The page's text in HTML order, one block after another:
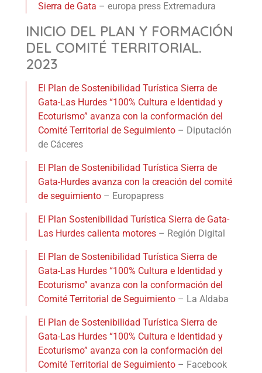
Sierra de Gata – europa press Extremadura
INICIO DEL PLAN Y FORMACIÓN
DEL COMITÉ TERRITORIAL.
2023
El Plan de Sostenibilidad Turística Sierra de
Gata-Las Hurdes “100% Cultura e Identidad y
Ecoturismo” avanza con la conformación del
Comité Territorial de Seguimiento – Diputación
de Cáceres
El Plan de Sostenibilidad Turística Sierra de
Gata-Hurdes avanza con la creación del comité
de seguimiento– Europapress
El Plan Sostenibilidad Turística Sierra de Gata-
Las Hurdes calienta motores– Región Digital
El Plan de Sostenibilidad Turística Sierra de
Gata-Las Hurdes “100% Cultura e Identidad y
Ecoturismo” avanza con la conformación del
Comité Territorial de Seguimiento– La Aldaba
El Plan de Sostenibilidad Turística Sierra de
Gata-Las Hurdes “100% Cultura e Identidad y
Ecoturismo” avanza con la conformación del
Comité Territorial de Seguimiento– Facebook